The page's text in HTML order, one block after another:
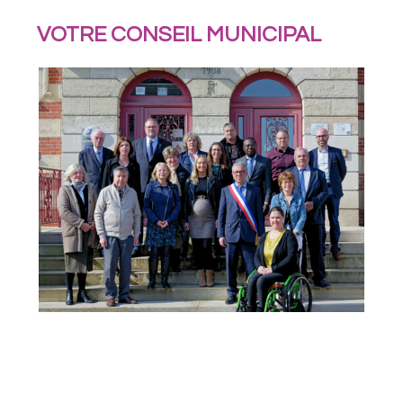
VOTRE CONSEIL MUNICIPAL